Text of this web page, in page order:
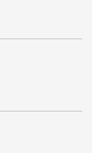
stran